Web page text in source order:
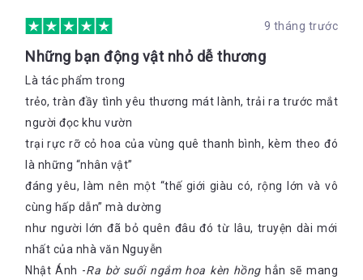
9 tháng trước
Những bạn động vật nhỏ dễ thương
Là tác phẩm trong
trẻo, tràn đầy tình yêu thương mát lành, trải ra trước mắt
người đọc khu vườn
trại rực rỡ cỏ hoa của vùng quê thanh bình, kèm theo đó
là những “nhân vật”
đáng yêu, làm nên một “thế giới giàu có, rộng lớn và vô
cùng hấp dẫn” mà dường
như người lớn đã bỏ quên đâu đó từ lâu, truyện dài mới
nhất của nhà văn Nguyễn
Nhật Ánh -Ra bờ suối ngắm hoa kèn hồng hẳn sẽ mang